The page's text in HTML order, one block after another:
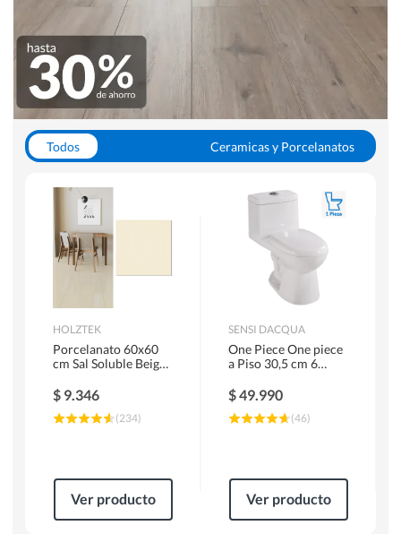
Todos
Ceramicas y Porcelanatos
WC y Sanitarios
Pisos Flotantes y Laminados
Pinturas
HOLZTEK
Porcelanato 60x60
cm Sal Soluble Beige
$ 9.346
(234)
Ver producto
SENSI DACQUA
One Piece One piece
a Piso 30,5 cm 6
$49.990
(46)
Ver producto